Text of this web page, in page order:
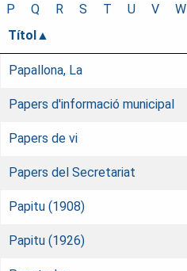
P
Q R S T U V W
Títol
Papallona, La
Papers d'informació municipal
Papers de vi
Papers del Secretariat
Papitu (1908)
Papitu (1926)